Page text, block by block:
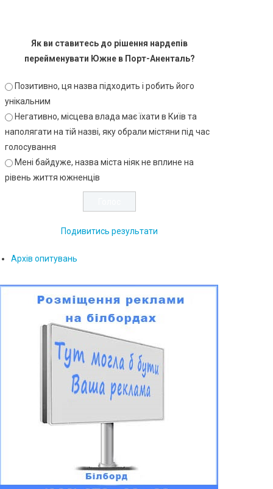
Як ви ставитесь до рішення нардепів
перейменувати Южне в Порт-Аненталь?
Позитивно, ця назва підходить і робить його
унікальним
Негативно, місцева влада має їхати в Київ та
наполягати на тій назві, яку обрали містяни під час
голосування
Мені байдуже, назва міста ніяк не вплине на
рівень життя южненців
Подивитись результати
Архів опитувань